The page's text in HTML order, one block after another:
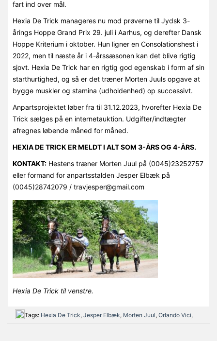
fart ind over mål.
Hexia De Trick manageres nu mod prøverne til Jydsk 3-
årings Hoppe Grand Prix 29. juli i Aarhus, og derefter Dansk
Hoppe Kriterium i oktober. Hun ligner en Consolationshest i
2022, men til næste år i 4-årssæsonen kan det blive rigtig
sjovt. Hexia De Trick har en rigtig god egenskab i form af sin
starthurtighed, og så er det træner Morten Juuls opgave at
bygge muskler og stamina (udholdenhed) op successivt.
Anpartsprojektet løber fra til 31.12.2023, hvorefter Hexia De
Trick sælges på en internetauktion. Udgifter/indtægter
afregnes løbende måned for måned.
HEXIA DE TRICK ER MELDT I ALT SOM 3-ÅRS OG 4-ÅRS.
KONTAKT:Hestens træner Morten Juul på (0045)23252757
eller formand for anpartsstalden Jesper Elbæk på
(0045)28742079 / travjesper@gmail.com
Hexia De Trick til venstre.
Tags: Hexia De Trick, Jesper Elbæk, Morten Juul, Orlando Vici,